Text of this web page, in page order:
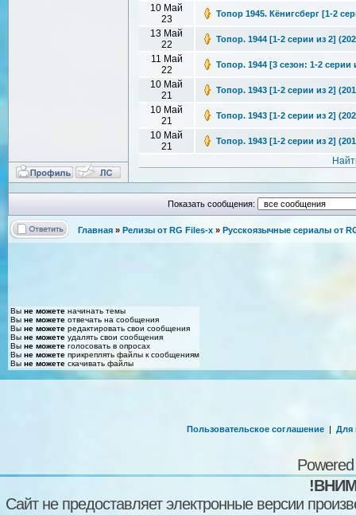
10 Май
23
Топор 1945. Кёнигсберг [1-2
13 Май
22
Топор. 1944 [1-2 серии из 2]
11 Май
22
Топор. 1944 [3 сезон: 1-2 серии
10 Май
21
Топор. 1943 [1-2 серии из 2]
10 Май
21
Топор. 1943 [1-2 серии из 2]
10 Май
21
Топор. 1943 [1-2 серии из 2]
Показать сообщения:
Главная » Релизы от RG Files-x » Русскоязычные сериалы от
Вы не можете начинать темы
Вы не можете отвечать на сообщения
Вы не можете редактировать свои сообщения
Вы не можете удалять свои сообщения
Вы не можете голосовать в опросах
Вы не можете прикреплять файлы к сообщениям
Вы не можете скачивать файлы
Пользовательское соглашение | Для
Сайт не предоставляет электронные версии